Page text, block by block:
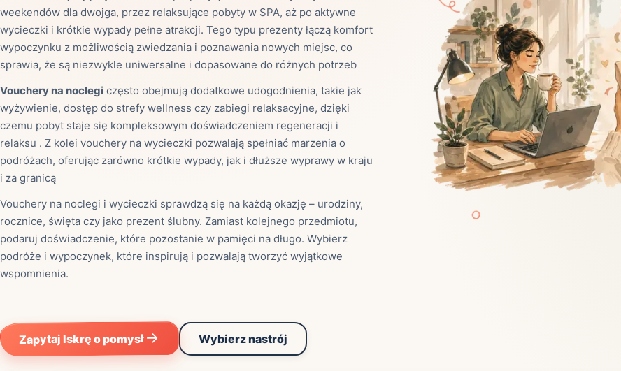
Dla dwojga Urodziny
Ekstremalnie
Zobacz wszystkie(21) Zobacz wszystkie
Miasta
Najczęściej wybierane lokalizacje
Białystok Bielsko-Biała
Bydgoszcz
Cała Polska
Ciechocinek
Gorzów
Wielkopolski
Katowice
Wszystkie miasta
weekendów dla dwojga, przez relaksujące pobyty w SPA, aż po aktywne
wycieczki i krótkie wypady pełne atrakcji. Tego typu prezenty łączą komfort
wypoczynku z możliwością zwiedzania i poznawania nowych miejsc, co
sprawia, że są niezwykle uniwersalne i dopasowane do różnych potrzeb
Vouchery na noclegi często obejmują dodatkowe udogodnienia, takie jak
wyżywienie, dostęp do strefy wellness czy zabiegi relaksacyjne, dzięki
czemu pobyt staje się kompleksowym doświadczeniem regeneracji i
relaksu . Z kolei vouchery na wycieczki pozwalają spełniać marzenia o
podróżach, oferując zarówno krótkie wypady, jak i dłuższe wyprawy w kraju
i za granicą
Vouchery na noclegi i wycieczki sprawdzą się na każdą okazję – urodziny,
rocznice, święta czy jako prezent ślubny. Zamiast kolejnego przedmiotu,
podaruj doświadczenie, które pozostanie w pamięci na długo. Wybierz
podróże i wypoczynek, które inspirują i pozwalają tworzyć wyjątkowe
wspomnienia.
Zapytaj Iskrę o pomysł Wybierz nastrój